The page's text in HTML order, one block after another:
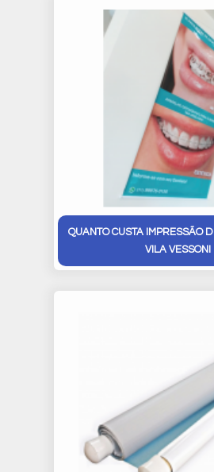
QUANTO CUSTA IMPRESSÃO
VILA VESSONI